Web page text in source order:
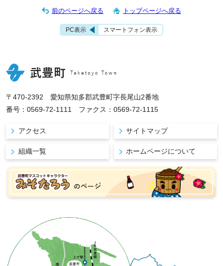
前のページへ戻る トップページへ戻る
PC表示 スマートフォン表示
〒470-2392 愛知県知多郡武豊町字長尾山2番地
番号：0569-72-1111 ファクス：0569-72-1115
アクセス サイトマップ
組織一覧 ホームページについて